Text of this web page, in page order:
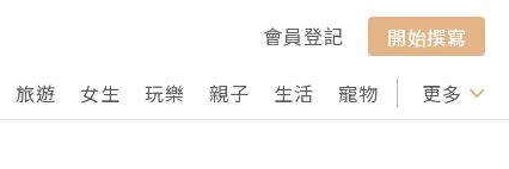
會員登記
開始撰寫
旅遊 女生 玩樂 親子 生活 寵物 行山 打卡
更多